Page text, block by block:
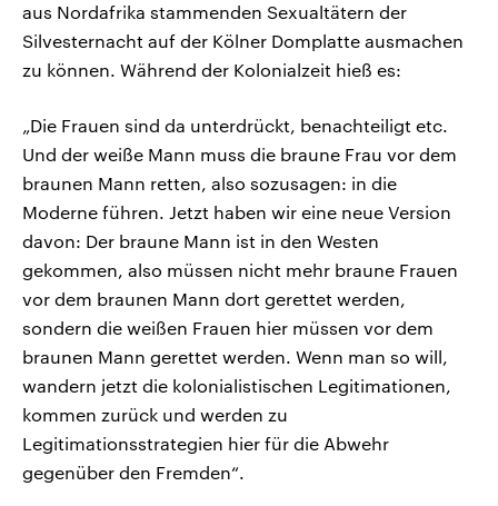
aus Nordafrika stammenden Sexualtätern der
Silvesternacht auf der Kölner Domplatte ausmachen
zu können. Während der Kolonialzeit hieß es:
„Die Frauen sind da unterdrückt, benachteiligt etc.
Und der weiße Mann muss die braune Frau vor dem
braunen Mann retten, also sozusagen: in die
Moderne führen. Jetzt haben wir eine neue Version
davon: Der braune Mann ist in den Westen
gekommen, also müssen nicht mehr braune Frauen
vor dem braunen Mann dort gerettet werden,
sondern die weißen Frauen hier müssen vor dem
braunen Mann gerettet werden. Wenn man so will,
wandern jetzt die kolonialistischen Legitimationen,
kommen zurück und werden zu
Legitimationsstrategien hier für die Abwehr
gegenüber den Fremden“.